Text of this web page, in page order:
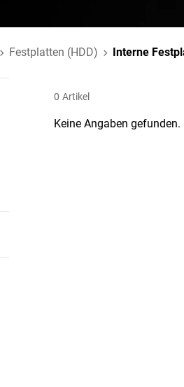
Festplatten (HDD) Interne
0 Artikel
Keine Angaben gefunden.